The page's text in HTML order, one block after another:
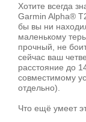
Хотите всегда
Garmin Alpha®
бы вы ни
маленькому
прочный, не
сейчас ваш
расстояние до
совместимому
отдельно).
Что ещё умеет